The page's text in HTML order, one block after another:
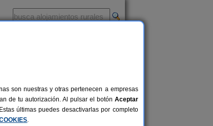
son nuestras y otras pertenecen a empresas
de tu autorización. Al pulsar el botón Aceptar
últimas puedes desactivarlas por completo
.